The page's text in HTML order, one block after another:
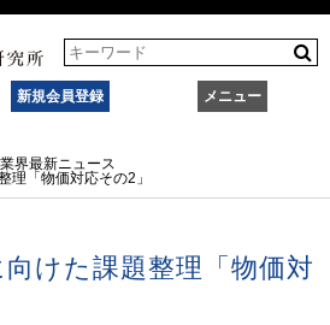
新規会員登録 メニュー
業界最新ニュース
理「物価対応その2」
けた課題整理「物価対